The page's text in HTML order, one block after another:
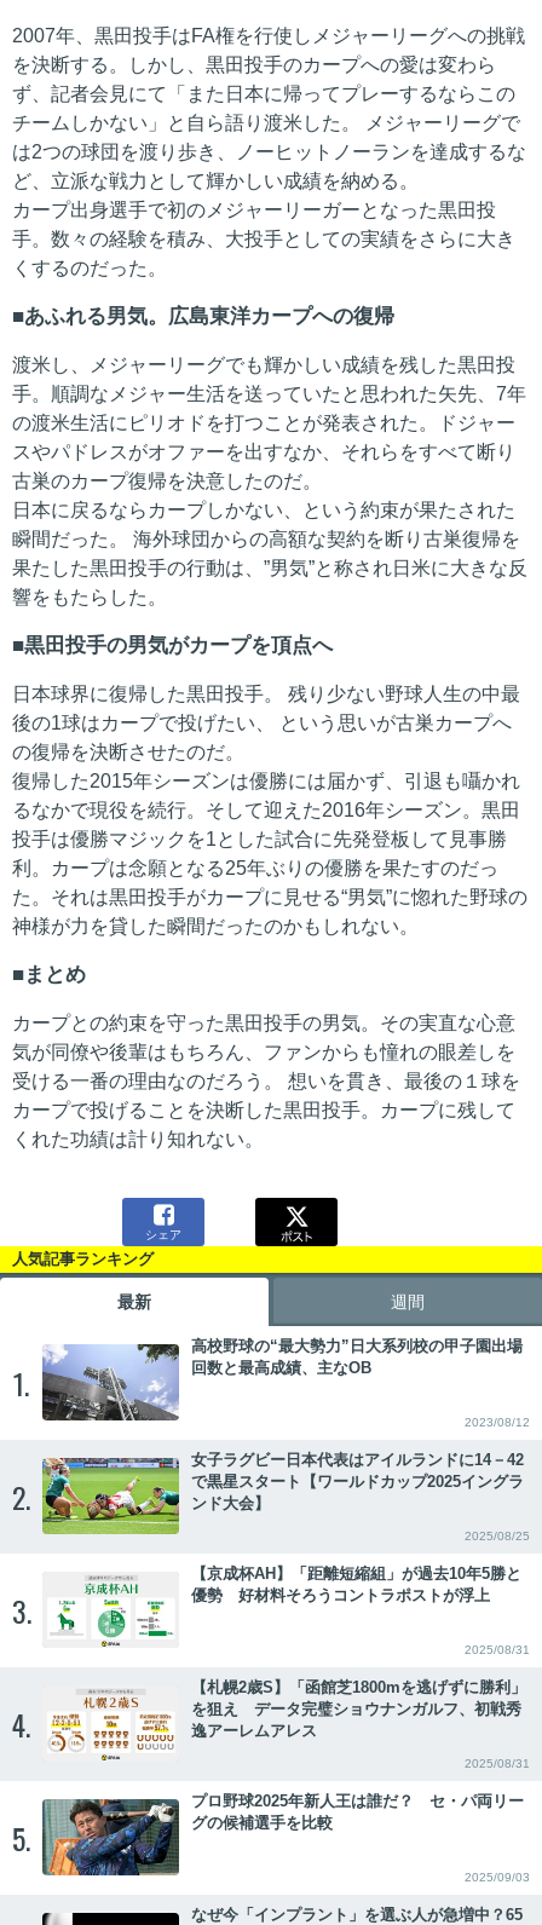
2007年、黒田投手はFA権を行使しメジャーリーグへの挑戦
を決断する。しかし、黒田投手のカープへの愛は変わら
ず、記者会見にて「また日本に帰ってプレーするならこの
チームしかない」と自ら語り渡米した。 メジャーリーグで
は2つの球団を渡り歩き、ノーヒットノーランを達成するな
ど、立派な戦力として輝かしい成績を納める。
カープ出身選手で初のメジャーリーガーとなった黒田投
手。数々の経験を積み、大投手としての実績をさらに大き
くするのだった。
あふれる男気。広島東洋カープへの復帰
渡米し、メジャーリーグでも輝かしい成績を残した黒田投
手。順調なメジャー生活を送っていたと思われた矢先、7年
の渡米生活にピリオドを打つことが発表された。ドジャー
スやパドレスがオファーを出すなか、それらをすべて断り
古巣のカープ復帰を決意したのだ。
日本に戻るならカープしかない、という約束が果たされた
瞬間だった。 海外球団からの高額な契約を断り古巣復帰を
果たした黒田投手の行動は、”男気”と称され日米に大きな反
響をもたらした。
黒田投手の男気がカープを頂点へ
日本球界に復帰した黒田投手。 残り少ない野球人生の中最
後の1球はカープで投げたい、 という思いが古巣カープへ
の復帰を決断させたのだ。
復帰した2015年シーズンは優勝には届かず、引退も囁かれ
るなかで現役を続行。そして迎えた2016年シーズン。黒田
投手は優勝マジックを1とした試合に先発登板して見事勝
利。カープは念願となる25年ぶりの優勝を果たすのだっ
た。それは黒田投手がカープに見せる“男気”に惚れた野球の
神様が力を貸した瞬間だったのかもしれない。
まとめ
カープとの約束を守った黒田投手の男気。その実直な心意
気が同僚や後輩はもちろん、ファンからも憧れの眼差しを
受ける一番の理由なのだろう。 想いを貫き、最後の１球を
カープで投げることを決断した黒田投手。カープに残して
くれた功績は計り知れない。

シェア
人気記事ランキング
最新 週間
1.
高校野球の“最大勢力”日大系列校の甲子園出場
回数と最高成績、主なOB
2023/08/12
2.
女子ラグビー日本代表はアイルランドに14－42
で黒星スタート【ワールドカップ2025イングラ
ンド大会】
2025/08/25
3.
【京成杯AH】「距離短縮組」が過去10年5勝と
優勢 好材料そろうコントラポストが浮上
2025/08/31
4.
【札幌2歳S】「函館芝1800mを逃げずに勝利」
を狙え データ完璧ショウナンガルフ、初戦秀
逸アーレムアレス
2025/08/31
5.
プロ野球2025年新人王は誰だ？ セ・パ両リー
グの候補選手を比較
2025/09/03
なぜ今「インプラント」を選ぶ人が急増中？65